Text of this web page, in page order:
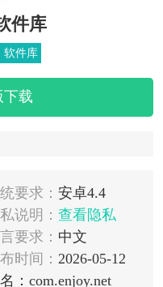
件库
软件库
下载
要求： 安卓4.4
说明： 查看隐私
要求： 中文
时间： 2026-05-12
：com.enjoy.net